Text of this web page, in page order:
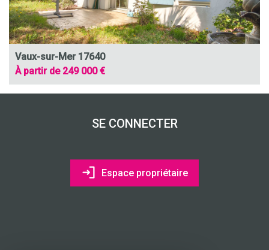
Vaux-sur-Mer 17640
À partir de 249 000 €
SE CONNECTER
Espace propriétaire